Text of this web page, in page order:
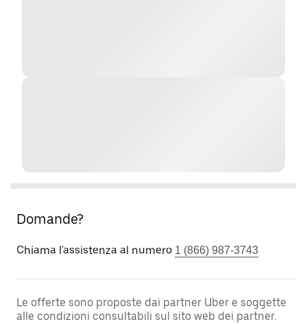
Domande?
Chiama l'assistenza al numero 1 (866) 987-3743
Le offerte sono proposte dai partner Uber e soggette
alle condizioni consultabili sul sito web dei partner.